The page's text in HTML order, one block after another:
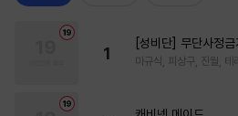
1
[성비단] 무단사정금
마규식, 피상구, 진월, 테